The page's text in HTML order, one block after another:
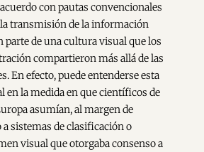
con pautas convencionales
transmisión de la información
de una cultura visual que los
compartieron más allá de las
En efecto, puede entenderse esta
en la medida en que científicos de
asumían, al margen de
sistemas de clasificación o
visual que otorgaba consenso a